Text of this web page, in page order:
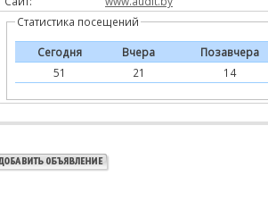
Статистика посещений
Сегодня Вчера Позавчера
51
21 14